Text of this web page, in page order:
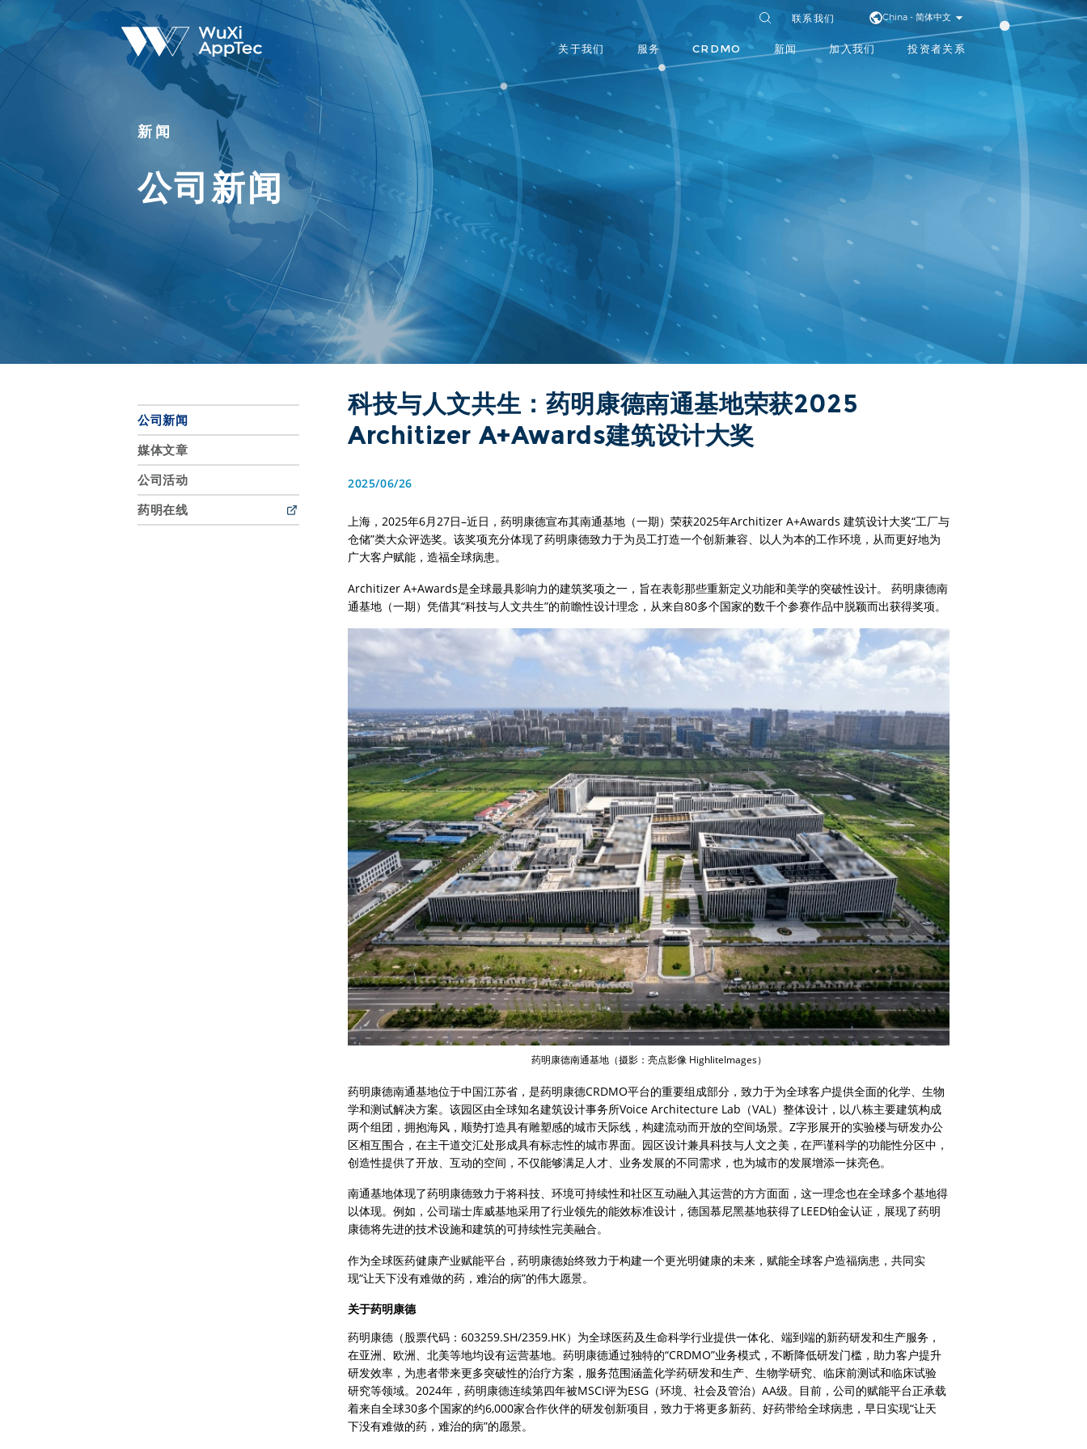
联系我们 China - 简体中文
关于我们 服务 CRDMO 新闻 加入我们 投资者关系
公司新闻
媒体文章
公司活动
药明在线
新闻
公司新闻
科技与人文共生：药明康德南通基地荣获2025
Architizer A+Awards建筑设计大奖
2025/06/26
上海，2025年6月27日–近日，药明康德宣布其南通基地（一期）荣获2025年Architizer A+Awards 建筑设计大奖“工厂与
仓储”类大众评选奖。该奖项充分体现了药明康德致力于为员工打造一个创新兼容、以人为本的工作环境，从而更好地为
广大客户赋能，造福全球病患。
Architizer A+Awards是全球最具影响力的建筑奖项之一，旨在表彰那些重新定义功能和美学的突破性设计。 药明康德南
通基地（一期）凭借其“科技与人文共生”的前瞻性设计理念，从来自80多个国家的数千个参赛作品中脱颖而出获得奖项。
药明康德南通基地（摄影：亮点影像 HighliteImages）
药明康德南通基地位于中国江苏省，是药明康德CRDMO平台的重要组成部分，致力于为全球客户提供全面的化学、生物
学和测试解决方案。该园区由全球知名建筑设计事务所Voice Architecture Lab（VAL）整体设计，以八栋主要建筑构成
两个组团，拥抱海风，顺势打造具有雕塑感的城市天际线，构建流动而开放的空间场景。Z字形展开的实验楼与研发办公
区相互围合，在主干道交汇处形成具有标志性的城市界面。园区设计兼具科技与人文之美，在严谨科学的功能性分区中，
创造性提供了开放、互动的空间，不仅能够满足人才、业务发展的不同需求，也为城市的发展增添一抹亮色。
南通基地体现了药明康德致力于将科技、环境可持续性和社区互动融入其运营的方方面面，这一理念也在全球多个基地得
以体现。例如，公司瑞士库威基地采用了行业领先的能效标准设计，德国慕尼黑基地获得了LEED铂金认证，展现了药明
康德将先进的技术设施和建筑的可持续性完美融合。
作为全球医药健康产业赋能平台，药明康德始终致力于构建一个更光明健康的未来，赋能全球客户造福病患，共同实
现“让天下没有难做的药，难治的病”的伟大愿景。
关于药明康德
药明康德（股票代码：603259.SH/2359.HK）为全球医药及生命科学行业提供一体化、端到端的新药研发和生产服务，
在亚洲、欧洲、北美等地均设有运营基地。药明康德通过独特的“CRDMO”业务模式，不断降低研发门槛，助力客户提升
研发效率，为患者带来更多突破性的治疗方案，服务范围涵盖化学药研发和生产、生物学研究、临床前测试和临床试验
研究等领域。2024年，药明康德连续第四年被MSCI评为ESG（环境、社会及管治）AA级。目前，公司的赋能平台正承载
着来自全球30多个国家的约6,000家合作伙伴的研发创新项目，致力于将更多新药、好药带给全球病患，早日实现“让天
下没有难做的药，难治的病”的愿景。